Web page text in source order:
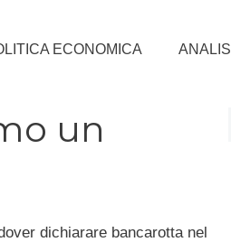
ECONOMICA
un
dichiarare bancarotta nel